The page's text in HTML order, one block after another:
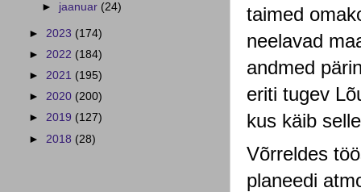
taimed
neelavad
andmed
eriti tugev
kus käib
Võrreldes
planeedi
► jaanuar (24)
► 2023 (174)
► 2022 (184)
► 2021 (195)
► 2020 (200)
► 2019 (127)
► 2018 (28)